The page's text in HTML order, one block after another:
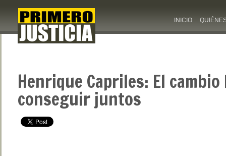
INICIO
Henrique Capriles: El cambio
conseguir juntos